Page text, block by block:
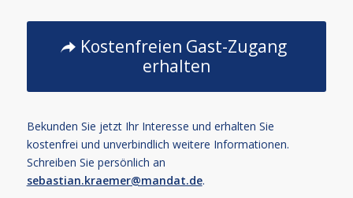
Kostenfreien Gast-Zugang
erhalten
Bekunden Sie jetzt Ihr Interesse und erhalten Sie
kostenfrei und unverbindlich weitere Informationen.
Schreiben Sie persönlich an
sebastian.kraemer@mandat.de.